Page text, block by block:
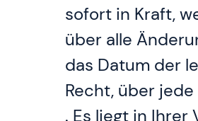
sofort in Kraft,
über alle
das Datum der
Recht, über
. Es liegt in